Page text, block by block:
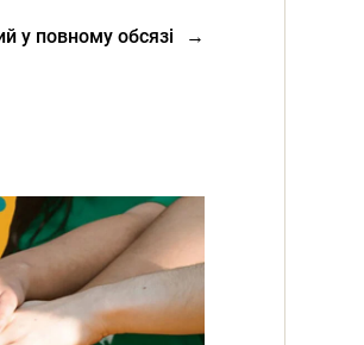
→
у повному обсязі